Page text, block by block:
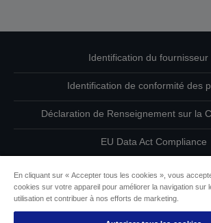
Identification du fournisseur
Identification de conformité des
Déclaration de Renseignement sur la
EU Data Act Compliance
Informations sur les cookies
En cliquant sur « Accepter tous les cookies », vous
cookies sur votre appareil pour améliorer la navigation sur
utilisation et contribuer à nos efforts de marketing.